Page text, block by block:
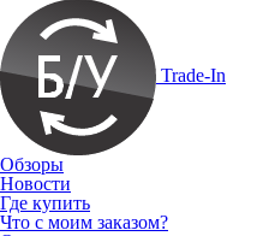
Trade-In
Обзоры
Новости
Где купить
Что с моим заказом?